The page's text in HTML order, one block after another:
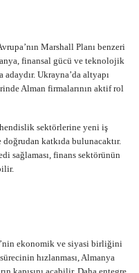
Marshall Planı benzeri
finansal gücü ve teknolojik
Ukrayna’da altyapı
Alman firmalarının aktif rol
sektörlerine yeni iş
katkıda bulunacaktır.
sağlaması, finans sektörünün
ekonomik ve siyasi birliğini
hızlanması, Almanya